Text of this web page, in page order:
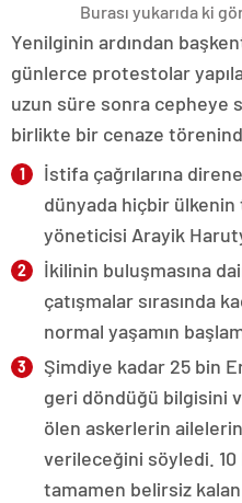
Burası yukarıda ki
Yenilginin ardından
günlerce protestolar
uzun süre sonra cepheye
birlikte bir cenaze
İstifa çağrılarına
dünyada hiçbir ülkenin
yöneticisi Arayik
İkilinin buluşmasına
çatışmalar sırasında
normal yaşamın
Şimdiye kadar 25 bin
geri döndüğü bilgisini
ölen askerlerin
verileceğini söyledi. 10
tamamen belirsiz